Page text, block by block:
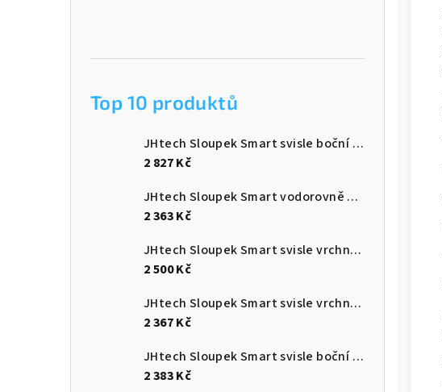
Top 10 produktů
JHtech Sloupek Smart svisle boční PFJ
2 827 Kč
JHtech Sloupek Smart vodorovně boční DON
2 363 Kč
JHtech Sloupek Smart svisle vrchní VOJ
2 500 Kč
JHtech Sloupek Smart svisle vrchní VFJ
2 367 Kč
JHtech Sloupek Smart svisle boční DFJ
2 383 Kč